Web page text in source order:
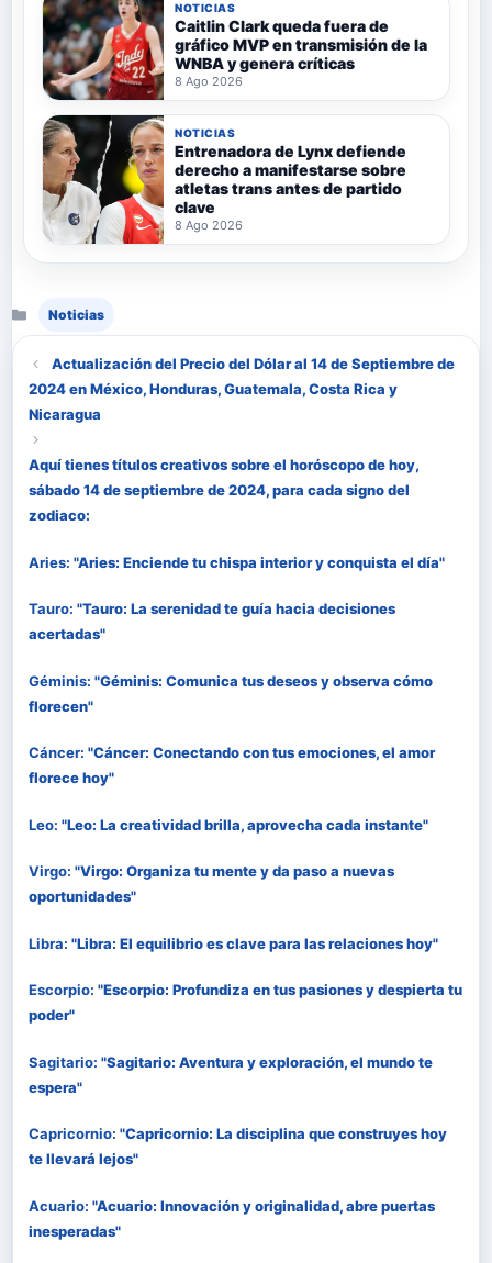
NOTICIAS
Caitlin Clark queda fuera de
gráfico MVP en transmisión de la
WNBA y genera críticas
8 Ago 2026
NOTICIAS
Entrenadora de Lynx defiende
derecho a manifestarse sobre
atletas trans antes de partido
clave
8 Ago 2026
Noticias
Actualización del Precio del Dólar al 14 de Septiembre de
2024 en México, Honduras, Guatemala, Costa Rica y
Nicaragua
Aquí tienes títulos creativos sobre el horóscopo de hoy,
sábado 14 de septiembre de 2024, para cada signo del
zodiaco:
Aries: "Aries: Enciende tu chispa interior y conquista el día"
Tauro: "Tauro: La serenidad te guía hacia decisiones
acertadas"
Géminis: "Géminis: Comunica tus deseos y observa cómo
florecen"
Cáncer: "Cáncer: Conectando con tus emociones, el amor
florece hoy"
Leo: "Leo: La creatividad brilla, aprovecha cada instante"
Virgo: "Virgo: Organiza tu mente y da paso a nuevas
oportunidades"
Libra: "Libra: El equilibrio es clave para las relaciones hoy"
Escorpio: "Escorpio: Profundiza en tus pasiones y despierta tu
poder"
Sagitario: "Sagitario: Aventura y exploración, el mundo te
espera"
Capricornio: "Capricornio: La disciplina que construyes hoy
te llevará lejos"
Acuario: "Acuario: Innovación y originalidad, abre puertas
inesperadas"